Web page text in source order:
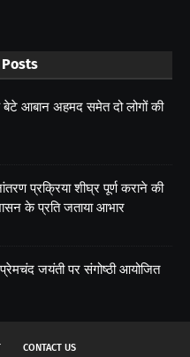
आबान अहमद समेत दो लोगों की
प्रक्रिया शीघ्र पूर्ण कराने की
के प्रति जताया आभार
जयंती पर संगोष्ठी आयोजित
CONTACT US